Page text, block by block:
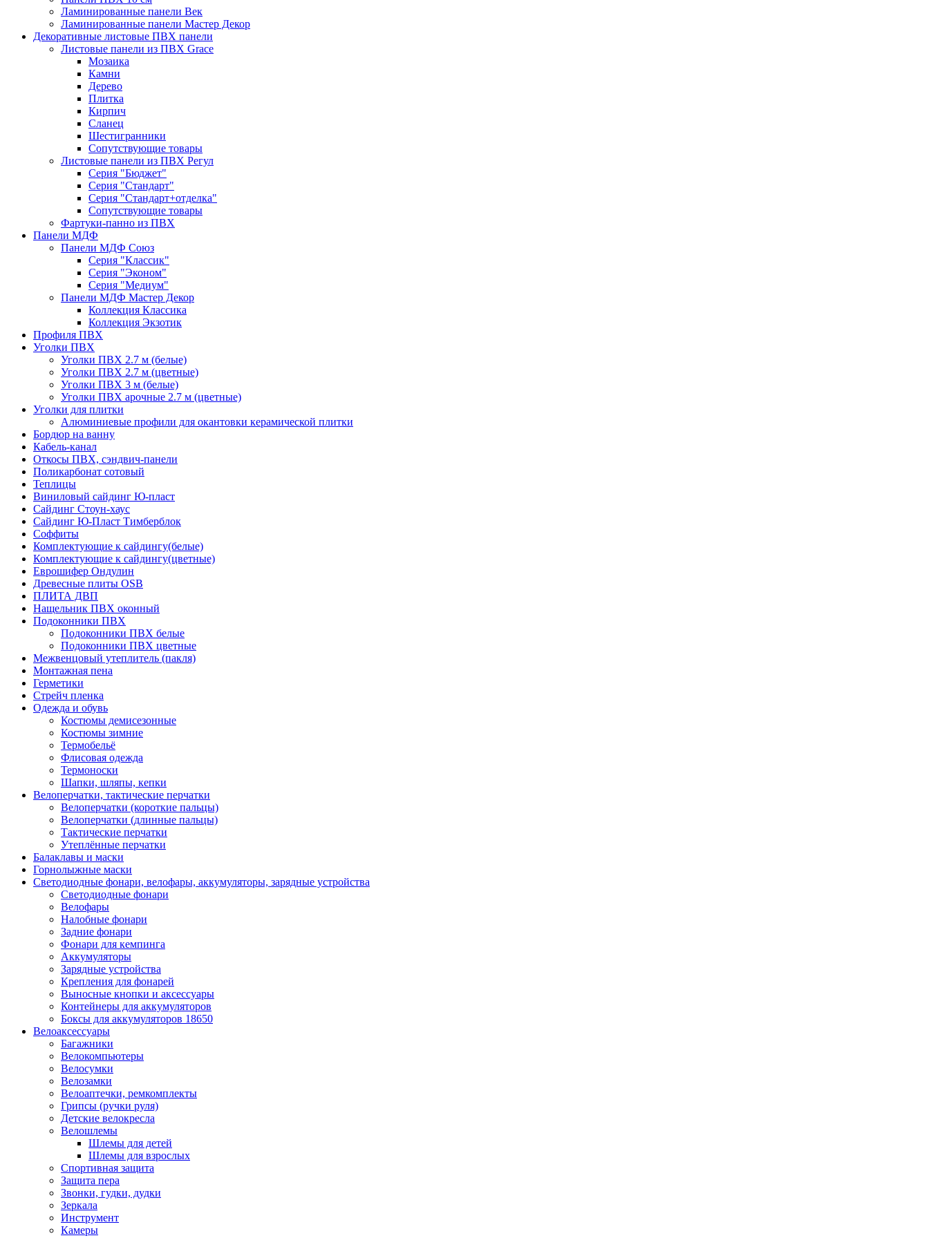
Ламинированные панели Век
Ламинированные панели Мастер Декор
Декоративные листовые ПВХ панели
Листовые панели из ПВХ Grace
Мозаика
Камни
Дерево
Плитка
Кирпич
Сланец
Шестигранники
Сопутствующие товары
Листовые панели из ПВХ Регул
Серия "Бюджет"
Серия "Стандарт"
Серия "Стандарт+отделка"
Сопутствующие товары
Фартуки-панно из ПВХ
Панели МДФ
Панели МДФ Союз
Серия "Классик"
Серия "Эконом"
Серия "Медиум"
Панели МДФ Мастер Декор
Коллекция Классика
Коллекция Экзотик
Профиля ПВХ
Уголки ПВХ
Уголки ПВХ 2.7 м (белые)
Уголки ПВХ 2.7 м (цветные)
Уголки ПВХ 3 м (белые)
Уголки ПВХ арочные 2.7 м (цветные)
Уголки для плитки
Алюминиевые профили для окантовки керамической плитки
Бордюр на ванну
Кабель-канал
Откосы ПВХ, сэндвич-панели
Поликарбонат сотовый
Теплицы
Виниловый сайдинг Ю-пласт
Сайдинг Стоун-хаус
Сайдинг Ю-Пласт Тимберблок
Соффиты
Комплектующие к сайдингу(белые)
Комплектующие к сайдингу(цветные)
Еврошифер Ондулин
Древесные плиты OSB
ПЛИТА ДВП
Нащельник ПВХ оконный
Подоконники ПВХ
Подоконники ПВХ белые
Подоконники ПВХ цветные
Межвенцовый утеплитель (пакля)
Монтажная пена
Герметики
Стрейч пленка
Одежда и обувь
Костюмы демисезонные
Костюмы зимние
Термобельё
Флисовая одежда
Термоноски
Шапки, шляпы, кепки
Велоперчатки, тактические перчатки
Велоперчатки (короткие пальцы)
Велоперчатки (длинные пальцы)
Тактические перчатки
Утеплённые перчатки
Балаклавы и маски
Горнолыжные маски
Светодиодные фонари, велофары, аккумуляторы, зарядные устройства
Светодиодные фонари
Велофары
Налобные фонари
Задние фонари
Фонари для кемпинга
Аккумуляторы
Зарядные устройства
Крепления для фонарей
Выносные кнопки и аксессуары
Контейнеры для аккумуляторов
Боксы для аккумуляторов 18650
Велоаксессуары
Багажники
Велокомпьютеры
Велосумки
Велозамки
Велоаптечки, ремкомплекты
Грипсы (ручки руля)
Детские велокресла
Велошлемы
Шлемы для детей
Шлемы для взрослых
Спортивная защита
Защита пера
Звонки, гудки, дудки
Зеркала
Инструмент
Камеры